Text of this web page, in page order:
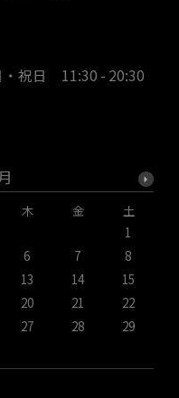
祝日 11:30 - 20:30
木 金
土
1
6 7
8
13 14
15
20 21
22
27 28
29